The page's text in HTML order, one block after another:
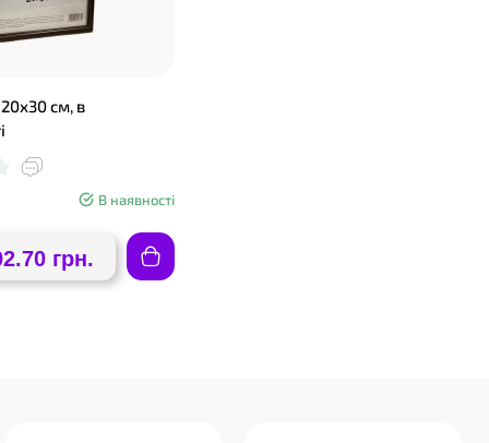
см, в
В наявності
грн.